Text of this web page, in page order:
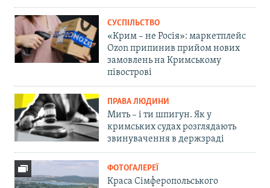
СУСПІЛЬСТВО
«Крим – не Росія»: маркетплейс
Ozon припинив прийом нових
замовлень на Кримському
півострові
ПРАВА ЛЮДИНИ
Мить – і ти шпигун. Як у
кримських судах розглядають
звинувачення в держзраді
ФОТОГАЛЕРЕЇ
Краса Сімферопольського